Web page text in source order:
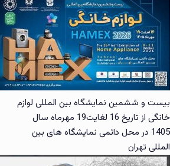
بیست و ششمین نمایشگاه بین المللی لوازم
خانگی از تاریخ 16 لغایت19 مهرماه سال
1405 در محل دائمی نمایشگاه های بین
المللی تهران